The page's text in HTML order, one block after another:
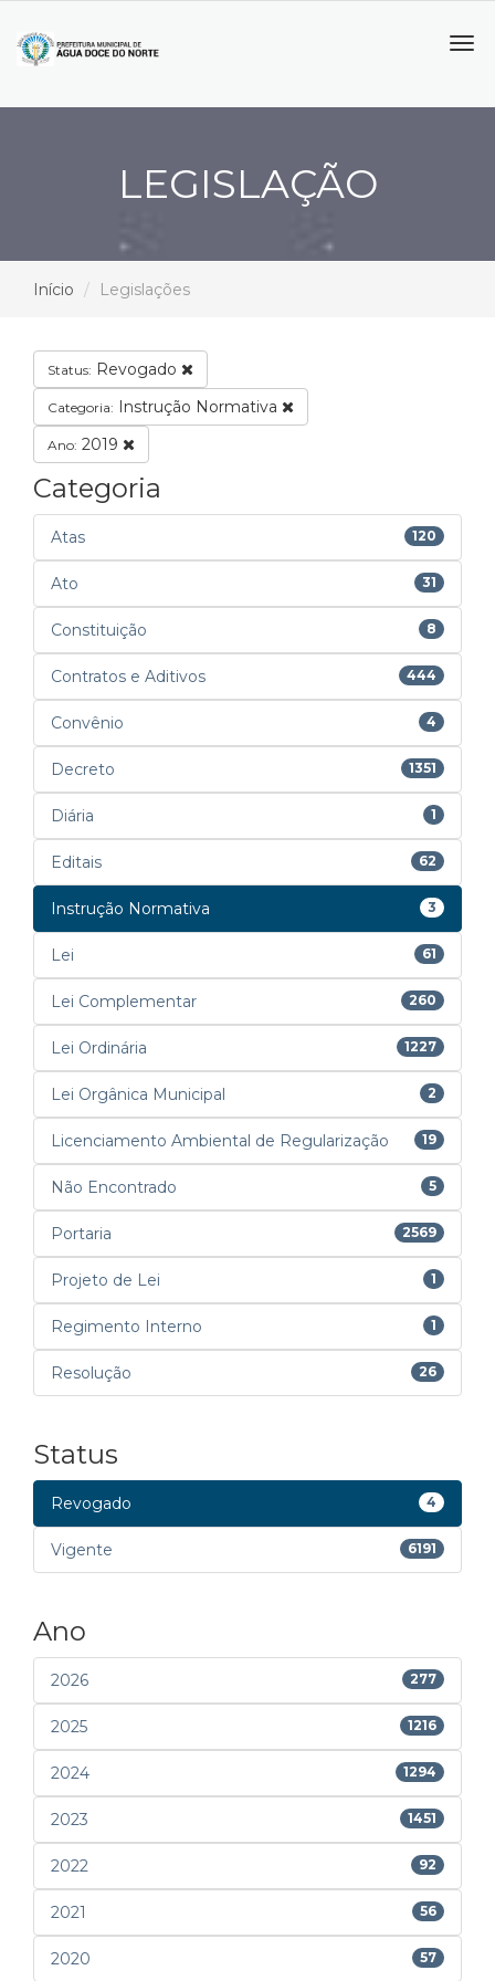
LEGISLAÇÃO
Início Legislações
Status: Revogado
Categoria: Instrução Normativa
Ano: 2019
Categoria
Atas 120
Ato 31
Constituição 8
Contratos e Aditivos 444
Convênio 4
Decreto 1351
Diária 1
Editais 62
Instrução Normativa 3
Lei 61
Lei Complementar 260
Lei Ordinária 1227
Lei Orgânica Municipal 2
Licenciamento Ambiental de Regularização 19
Não Encontrado 5
Portaria 2569
Projeto de Lei 1
Regimento Interno 1
Resolução 26
Status
Revogado 4
Vigente 6191
Ano
2026 277
2025 1216
2024 1294
2023 1451
2022 92
2021 56
2020 57